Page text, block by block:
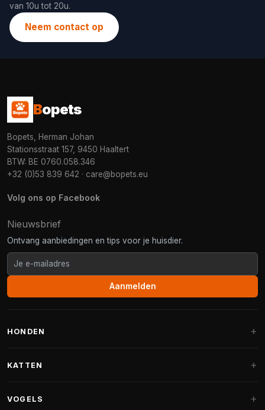
van 10u tot 20u.
Neem contact op
Bopets
Bopets, Herman Johan
Stationsstraat 157, 9450 Haaltert
BTW: BE 0760.058.346
+32 (0)53 839 642 · care@bopets.eu
Volg ons op Facebook
Nieuwsbrief
Ontvang aanbiedingen en tips voor je huisdier.
Aanmelden
HONDEN
Fantail hondenmanden
KATTEN
VOGELS